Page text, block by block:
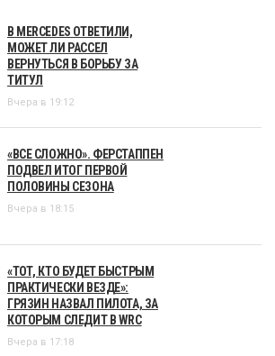
В MERCEDES ОТВЕТИЛИ,
МОЖЕТ ЛИ РАССЕЛ
ВЕРНУТЬСЯ В БОРЬБУ ЗА
ТИТУЛ
Вчера в 19:12
«ВСЕ СЛОЖНО». ФЕРСТАППЕН
ПОДВЕЛ ИТОГ ПЕРВОЙ
ПОЛОВИНЫ СЕЗОНА
Вчера в 18:15
«ТОТ, КТО БУДЕТ БЫСТРЫМ
ПРАКТИЧЕСКИ ВЕЗДЕ»:
ГРЯЗИН НАЗВАЛ ПИЛОТА, ЗА
КОТОРЫМ СЛЕДИТ В WRC
Вчера в 17:18